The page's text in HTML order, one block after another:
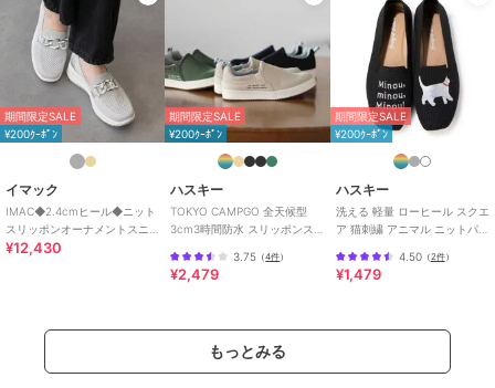
期間限定SALE
¥200ｸｰﾎﾟﾝ
イマック
IMAC◆2.4cmヒール◆ニット
スリッポンオーナメントスニ
ーカー
¥12,430
期間限定SALE
¥200ｸｰﾎﾟﾝ
ハスキー
TOKYO CAMPGO 全天候型
3cm3時間防水 スリッポンス
3.75 （4件）
¥2,479
期間限定SALE
¥200ｸｰﾎﾟﾝ
ハスキー
洗える 軽量 ローヒール スクエ
ア 猫刺繍 アニマル ニットパン
ズ
4.50（2件）
¥1,479
もっとみる